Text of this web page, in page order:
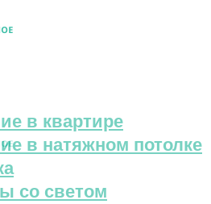
в квартире
в натяжном потолке
со светом